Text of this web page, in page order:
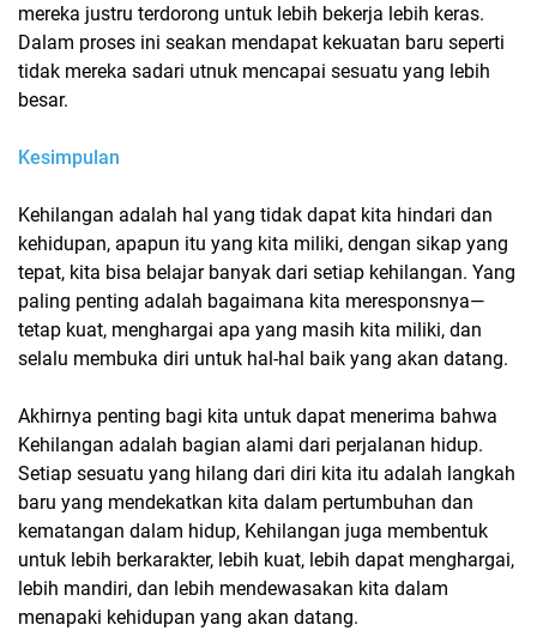
mereka justru terdorong untuk lebih bekerja lebih keras.
Dalam proses ini seakan mendapat kekuatan baru seperti
tidak mereka sadari utnuk mencapai sesuatu yang lebih
besar.
Kesimpulan
Kehilangan adalah hal yang tidak dapat kita hindari dan
kehidupan, apapun itu yang kita miliki, dengan sikap yang
tepat, kita bisa belajar banyak dari setiap kehilangan. Yang
paling penting adalah bagaimana kita meresponsnya—
tetap kuat, menghargai apa yang masih kita miliki, dan
selalu membuka diri untuk hal-hal baik yang akan datang.
Akhirnya penting bagi kita untuk dapat menerima bahwa
Kehilangan adalah bagian alami dari perjalanan hidup.
Setiap sesuatu yang hilang dari diri kita itu adalah langkah
baru yang mendekatkan kita dalam pertumbuhan dan
kematangan dalam hidup, Kehilangan juga membentuk
untuk lebih berkarakter, lebih kuat, lebih dapat menghargai,
lebih mandiri, dan lebih mendewasakan kita dalam
menapaki kehidupan yang akan datang.